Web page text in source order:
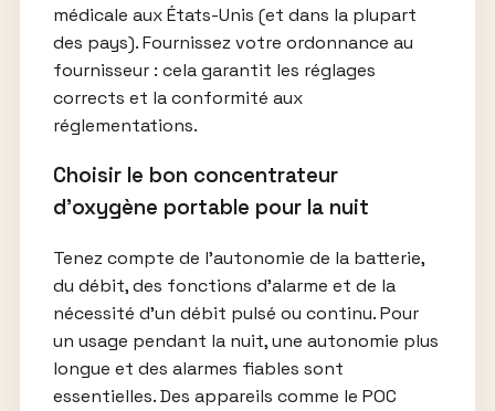
médicale aux États-Unis (et dans la plupart
des pays). Fournissez votre ordonnance au
fournisseur : cela garantit les réglages
corrects et la conformité aux
réglementations.
Choisir le bon concentrateur
d’oxygène portable pour la nuit
Tenez compte de l’autonomie de la batterie,
du débit, des fonctions d’alarme et de la
nécessité d’un débit pulsé ou continu. Pour
un usage pendant la nuit, une autonomie plus
longue et des alarmes fiables sont
essentielles. Des appareils comme le POC